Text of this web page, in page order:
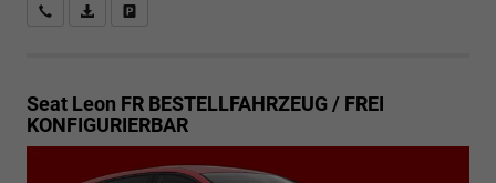
Rückrufbitte absenden
PDF-Datei, Fahrzeugexposé drucken
Seat Leon FR BESTELLFAHRZEUG / FREI
KONFIGURIERBAR